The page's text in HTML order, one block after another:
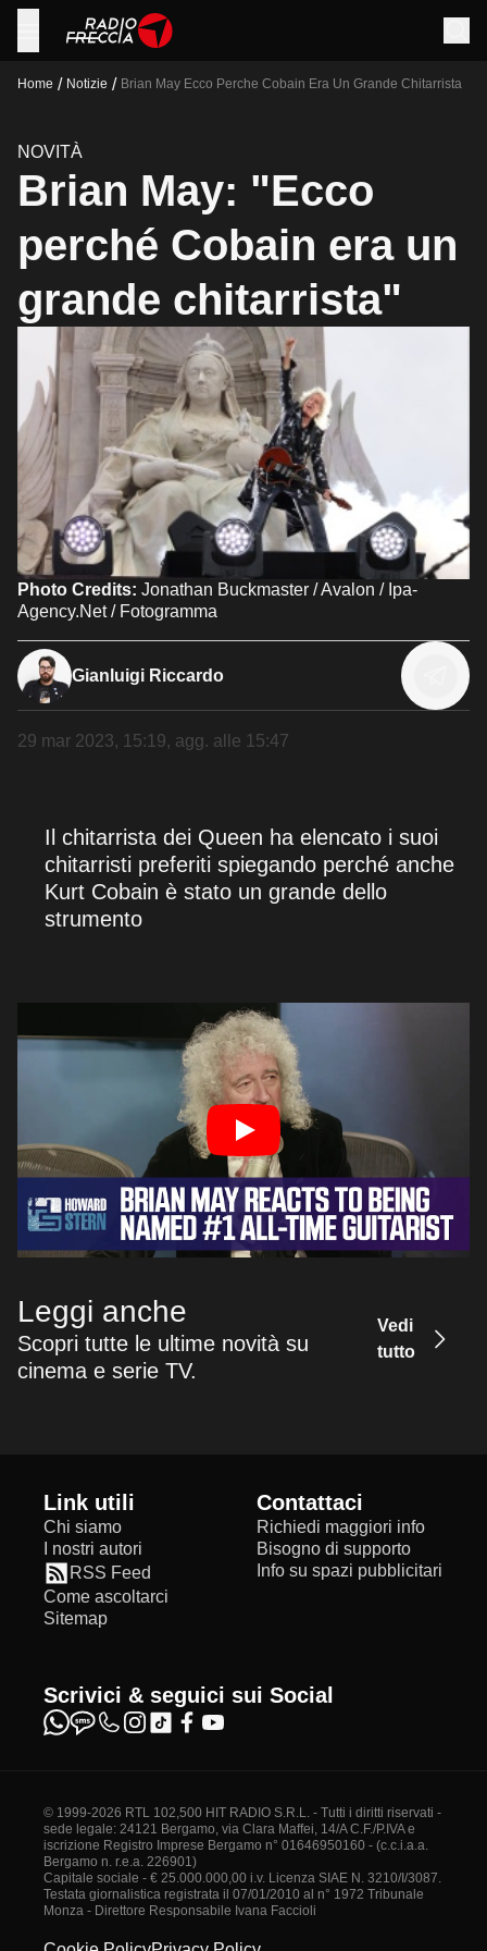
Home / Notizie / Brian May Ecco Perche Cobain Era Un Grande Chitarrista
NOVITÀ
Brian May: "Ecco
perché Cobain era un
grande chitarrista"
Photo Credits: Jonathan Buckmaster / Avalon / Ipa-
Agency.Net / Fotogramma
Gianluigi Riccardo
29 mar 2023, 15:19, agg. alle 15:47
Il chitarrista dei Queen ha elencato i suoi
chitarristi preferiti spiegando perché anche
Kurt Cobain è stato un grande dello
strumento
Leggi anche
Scopri tutte le ultime novità su
cinema e serie TV.
Vedi
tutto
Link utili
Chi siamo
I nostri autori
RSS Feed
Come ascoltarci
Sitemap
Contattaci
Richiedi maggiori info
Bisogno di supporto
Info su spazi pubblicitari
Scrivici & seguici sui Social
© 1999-2026 RTL 102,500 HIT RADIO S.R.L. - Tutti i diritti riservati -
sede legale: 24121 Bergamo, via Clara Maffei, 14/A C.F./P.IVA e
iscrizione Registro Imprese Bergamo n° 01646950160 - (c.c.i.a.a.
Bergamo n. r.e.a. 226901)
Capitale sociale - € 25.000.000,00 i.v. Licenza SIAE N. 3210/I/3087.
Testata giornalistica registrata il 07/01/2010 al n° 1972 Tribunale
Monza - Direttore Responsabile Ivana Faccioli